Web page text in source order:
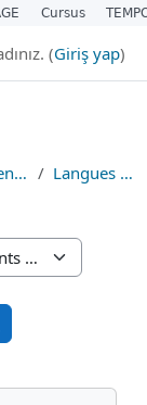
(Giriş yap)
Enseignements de Langues Langues d'initiation
ara
ara
Cursus